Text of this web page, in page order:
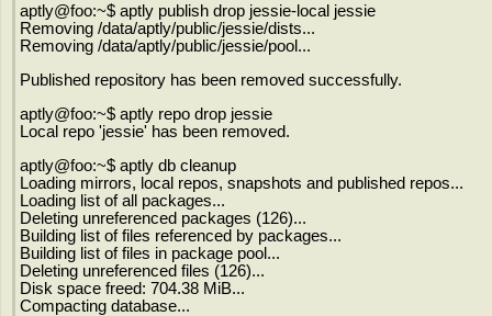
aptly@foo:~$ aptly publish drop jessie-local jessie
Removing /data/aptly/public/jessie/dists...
Removing /data/aptly/public/jessie/pool...
Published repository has been removed successfully.
aptly@foo:~$ aptly repo drop jessie
Local repo 'jessie' has been removed.
aptly@foo:~$ aptly db cleanup
Loading mirrors, local repos, snapshots and published repos...
Loading list of all packages...
Deleting unreferenced packages (126)...
Building list of files referenced by packages...
Building list of files in package pool...
Deleting unreferenced files (126)...
Disk space freed: 704.38 MiB...
Compacting database...